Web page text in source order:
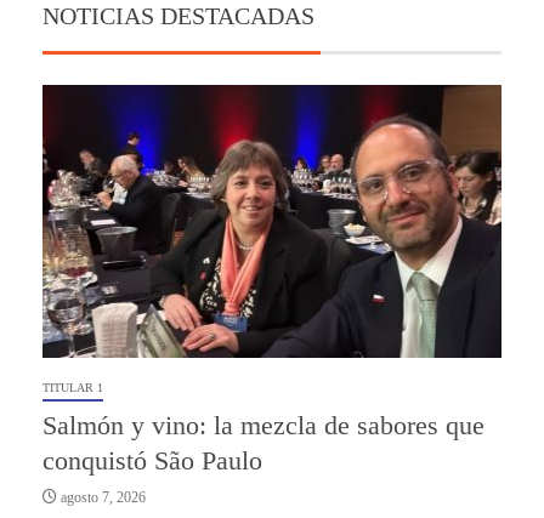
NOTICIAS DESTACADAS
TITULAR 1
Salmón y vino: la mezcla de sabores que
conquistó São Paulo
agosto 7, 2026